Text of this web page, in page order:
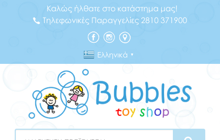
Καλώς ήλθατε στο κατάστημα μας!
Τηλεφωνικές Παραγγελίες 2810 371900
Ελληνικά ▼